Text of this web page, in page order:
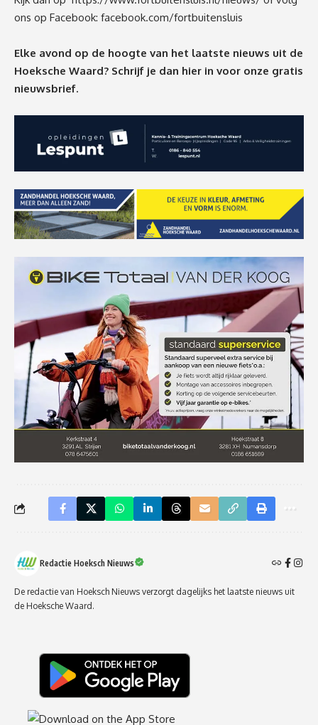
ons op Facebook: facebook.com/fortbuitensluis
Elke avond op de hoogte van het laatste nieuws uit de
Hoeksche Waard? Schrijf je dan hier in voor onze gratis
nieuwsbrief.
Redactie Hoeksch Nieuws
De redactie van Hoeksch Nieuws verzorgt dagelijks het laatste nieuws uit
de Hoeksche Waard.